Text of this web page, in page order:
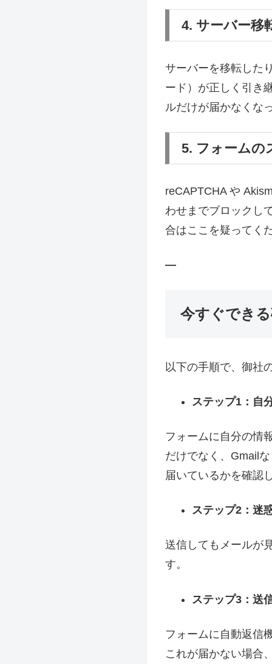
4. サーバー移
サーバーを移転した
ード）が正しく引き
ルだけが届かなくな
5. フォームの
reCAPTCHA や
わせまでブロックし
合はここを疑ってく
—
今すぐでき
以下の手順で、御社
ステップ1：自
フォームに自分の情
だけでなく、Gmail
届いているかを確認
ステップ2：迷
送信してもメールが
す。
ステップ3：送
フォームに自動返信
これが届かない場合